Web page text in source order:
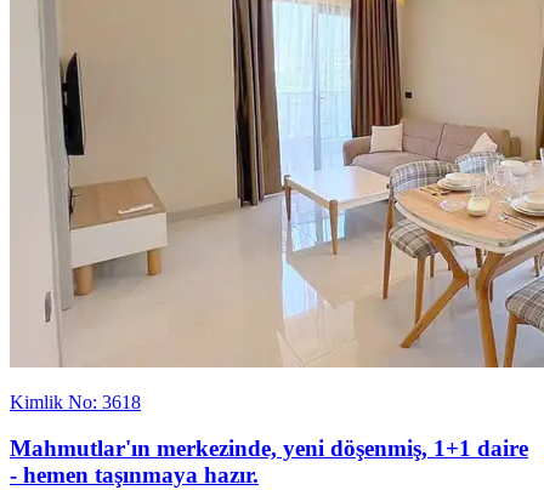
Kimlik No: 3618
Mahmutlar'ın merkezinde, yeni döşenmiş, 1+1 daire
- hemen taşınmaya hazır.